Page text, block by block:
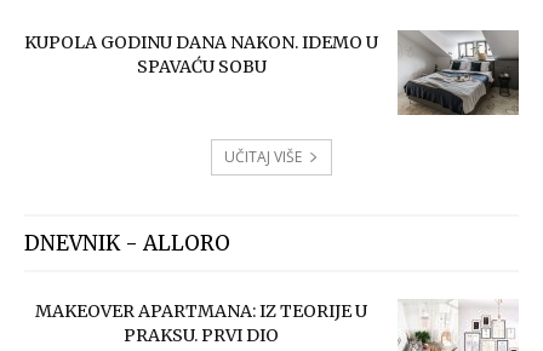
KUPOLA GODINU DANA NAKON. IDEMO U
SPAVAĆU SOBU
UČITAJ VIŠE
DNEVNIK - ALLORO
MAKEOVER APARTMANA: IZ TEORIJE U
PRAKSU. PRVI DIO